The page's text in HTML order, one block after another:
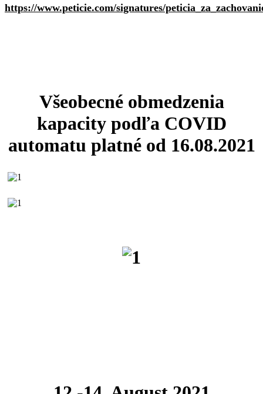
https://www.peticie.com/signatures/
Všeobecné obmedzenia
kapacity podľa COVID
automatu platné od 16.08.2021